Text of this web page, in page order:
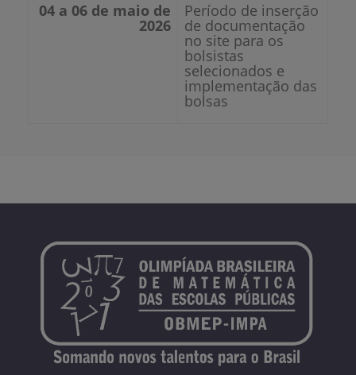
04 a 06 de maio de
2026
Período de inserção
de documentação
no site para os
bolsistas
selecionados e
implementação das
bolsas